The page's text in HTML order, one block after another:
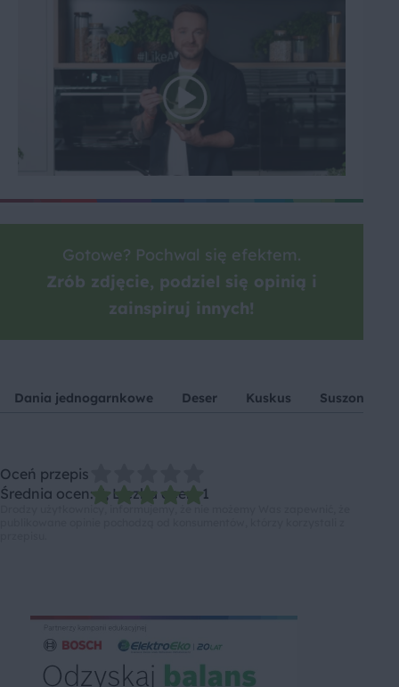
Gotowe? Pochwal się efektem.
Zrób zdjęcie, podziel się opinią i
zainspiruj innych!
Dania jednogarnkowe Deser Kuskus Suszona
Oceń przepis
Średnia ocen: 5, Liczba ocen: 1